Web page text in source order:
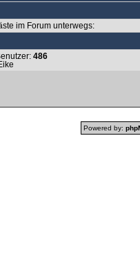
im Forum unterwegs:
486
Powered by: